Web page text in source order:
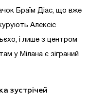
Браїм Діас, що вже
Алексіс
і лише з центром
у Мілана є зіграний
зустрічей